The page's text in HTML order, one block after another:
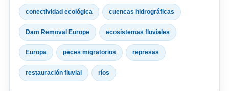
conectividad ecológica cuencas hidrográficas
Dam Removal Europe ecosistemas fluviales
Europa peces migratorios represas
restauración fluvial ríos